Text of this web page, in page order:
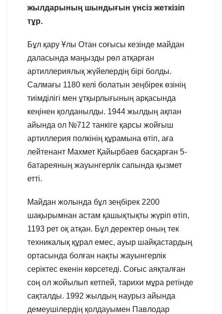
жылдарының шындығын үнсіз жеткізіп
тұр.
Бұл қару Ұлы Отан соғысы кезінде майдан
даласында маңызды рөл атқарған
артиллериялық жүйелердің бірі болды.
Салмағы 1180 келі болатын зеңбірек өзінің
тиімділігі мен ұтқырлығының арқасында
кеңінен қолданылды. 1944 жылдың ақпан
айында ол №712 танкіге қарсы жойғыш
артиллерия полкінің құрамына өтіп, аға
лейтенант Махмет Қайырбаев басқарған 5-
батареяның жауынгерлік сапында қызмет
етті.
Майдан жолында бұл зеңбірек 2200
шақырымнан астам қашықтықты жүріп өтіп,
1193 рет оқ атқан. Бұл деректер оның тек
техникалық құрал емес, ауыр шайқастардың
ортасында болған нақты жауынгерлік
серіктес екенін көрсетеді. Соғыс аяқталған
соң ол жойылып кетпей, тарихи мұра ретінде
сақталды. 1992 жылдың наурыз айында
демеушілердің қолдауымен Павлодар